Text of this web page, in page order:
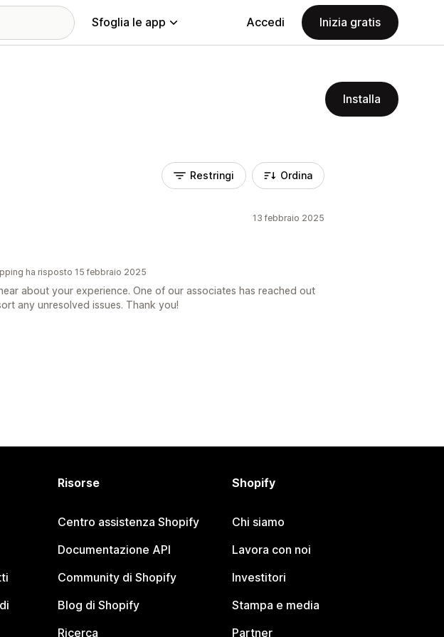
Sfoglia le app Accedi Inizia gratis
Installa
Restringi Ordina
13 febbraio 2025
ha risposto 15 febbraio 2025
about your experience. One of our associates has reached out
any unresolved issues. Thank you!
Risorse
Centro assistenza Shopify
Documentazione API
Community di Shopify
Blog di Shopify
Ricerca
Shopify
Chi siamo
Lavora con noi
Investitori
Stampa e media
Partner